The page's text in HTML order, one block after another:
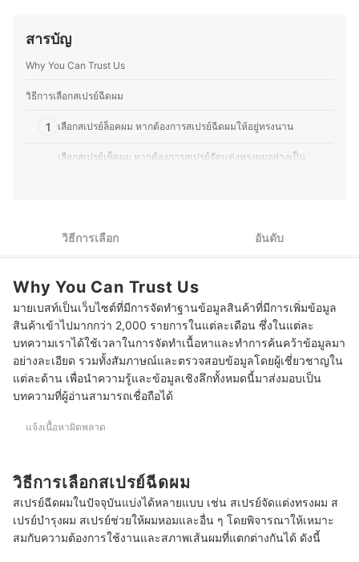
อุปกรณ์ที่ช่วยเสริมสุขอนามัย ไม่ว่าจะเป็นแปรงสีฟันไฟฟ้า
สะอาดร่างกายต่าง ๆ โดยมักจะศึกษาส่วนผสมและคุณสมบัติ
ใช้มีคุณภาพและปลอดภัย จากประสบการณ์ที่ผ่านมาทำให้
อ่านง่าย เข้าใจได้เร็ว เพื่อช่วยให้ผู้อ่านตัดสินใจเลือกสินค้าที่
สารบัญ
Why You Can Trust Us
วิธีการเลือกสเปรย์ฉีดผม
1 เลือกสเปรย์ล็อคผม หากต้องการสเปรย์ฉีดผมให้อยู่ทรงนาน
เลือกสเปรย์เซ็ตผม หากต้องการสเปรย์จัดแต่งทรงผมอย่างเป็น
เลือกสเปรย์ผมหอม หากต้องการกลิ่นหอมหรือกลบกลิ่นไม่พึงประสงค์
10 สเปรย์เซ็ตผม ยี่ห้อไหนดี
10 สเปรย์กันความร้อนผม ยี่ห้อไหนดี
10 สเปรย์ผมหอม ยี่ห้อไหนดี
วิธีการเลือก อันดับ
Why You Can Trust Us
มายเบสท์เป็นเว็บไซต์ที่มีการจัดทำฐานข้อมูลสินค้าที่มีการเพิ่มข้อมูล
สินค้าเข้าไปมากกว่า 2,000 รายการในแต่ละเดือน ซึ่งในแต่ละ
บทความเราได้ใช้เวลาในการจัดทำเนื้อหาและทำการค้นคว้าข้อมูลมา
อย่างละเอียด รวมทั้งสัมภาษณ์และตรวจสอบข้อมูลโดยผู้เชี่ยวชาญใน
แต่ละด้าน เพื่อนำความรู้และข้อมูลเชิงลึกทั้งหมดนี้มาส่งมอบเป็น
บทความที่ผู้อ่านสามารถเชื่อถือได้
แจ้งเนื้อหาผิดพลาด
วิธีการเลือกสเปรย์ฉีดผม
สเปรย์ฉีดผมในปัจจุบันแบ่งได้หลายแบบ เช่น สเปรย์จัดแต่งทรงผม ส
เปรย์บำรุงผม สเปรย์ช่วยให้ผมหอมและอื่น ๆ โดยพิจารณาให้เหมาะ
สมกับความต้องการใช้งานและสภาพเส้นผมที่แตกต่างกันได้ ดังนี้